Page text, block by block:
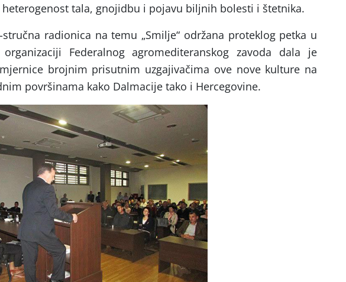
heterogenost tala, gnojidbu i pojavu biljnih bolesti i štetnika.
stručna radionica na temu „Smilje“ održana proteklog petka u
Federalnog agromediteranskog zavoda dala je
brojnim prisutnim uzgajivačima ove nove kulture na
površinama kako Dalmacije tako i Hercegovine.